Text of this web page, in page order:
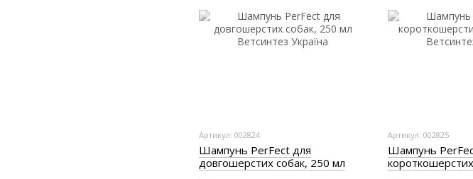
Артикул: 002824
Шампунь PerFect для
довгошерстих собак, 250 мл
Артикул: 002825
Шампунь